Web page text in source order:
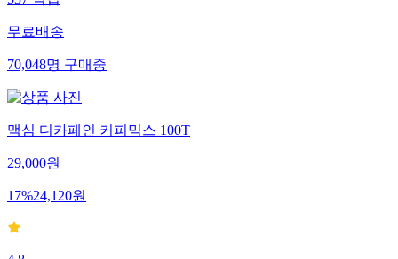
537적립
무료배송
70,048명구매중
맥심 디카페인 커피믹스 100T
29,000원
17%24,120원